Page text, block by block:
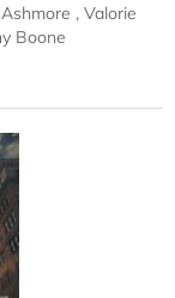
, Valorie
Boone